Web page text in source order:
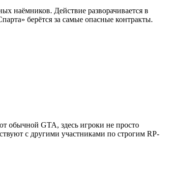
наёмников. Действие разворачивается в
берётся за самые опасные контракты.
обычной GTA, здесь игроки не просто
с другими участниками по строгим RP-